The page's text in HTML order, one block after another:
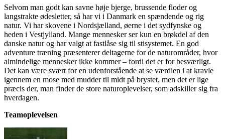
Selvom man godt kan savne høje bjerge, brussende floder og
langstrakte ødesletter, så har vi i Danmark en spændende og rig
natur. Vi har skovene i Nordsjælland, øerne i det sydfynske og
heden i Vestjylland. Mange mennesker ser kun en brøkdel af den
danske natur og har valgt at fastlåse sig til stisystemet. En god
adventure træning præsenterer deltagerne for de naturområder, hvor
almindelige mennesker ikke kommer – fordi det er for besværligt.
Det kan være svært for en udenforstående at se værdien i at kravle
igennem en mose med mudder til midt på brystet, men det er lige
præcis der, man finder de store naturoplevelser, som adskiller sig fra
hverdagen.
Teamoplevelsen